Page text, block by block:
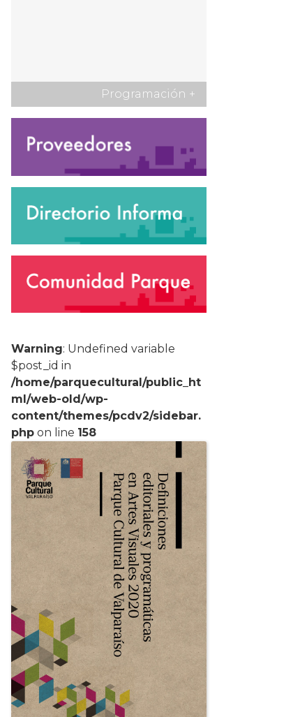
Programación +
Warning: Undefined variable
$post_id in
/home/parquecultural/public_ht
ml/web-old/wp-
content/themes/pcdv2/sidebar.
php on line 158